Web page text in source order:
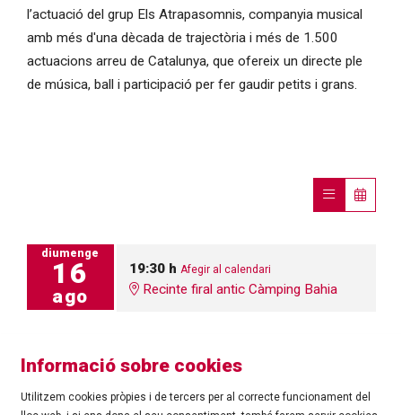
l’actuació del grup Els Atrapasomnis, companyia musical
amb més d'una dècada de trajectòria i més de 1.500
actuacions arreu de Catalunya, que ofereix un directe ple
de música, ball i participació per fer gaudir petits i grans.
diumenge
16
ago
19:30 h Afegir al calendari
Recinte firal antic Càmping Bahia
Informació sobre cookies
Utilitzem cookies pròpies i de tercers per al correcte funcionament del